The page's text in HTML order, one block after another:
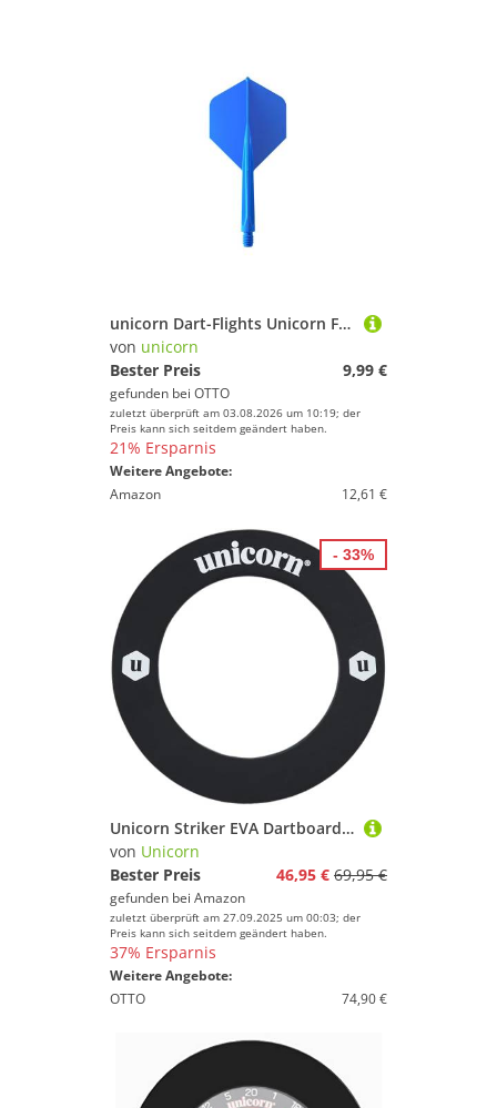
unicorn Dart-Flights Unicorn FORGE, All in One Shaft, Medium, Blau
von unicorn
Bester Preis
9,99 €
gefunden bei OTTO
zuletzt überprüft am 03.08.2026 um 10:19; der
Preis kann sich seitdem geändert haben.
21% Ersparnis
Weitere Angebote:
Amazon
12,61 €
Unicorn Striker EVA Dartboard Surround, schwarz
von Unicorn
Bester Preis
46,95 € 69,95 €
gefunden bei Amazon
zuletzt überprüft am 27.09.2025 um 00:03; der
Preis kann sich seitdem geändert haben.
37% Ersparnis
Weitere Angebote:
OTTO
74,90 €
- 33%